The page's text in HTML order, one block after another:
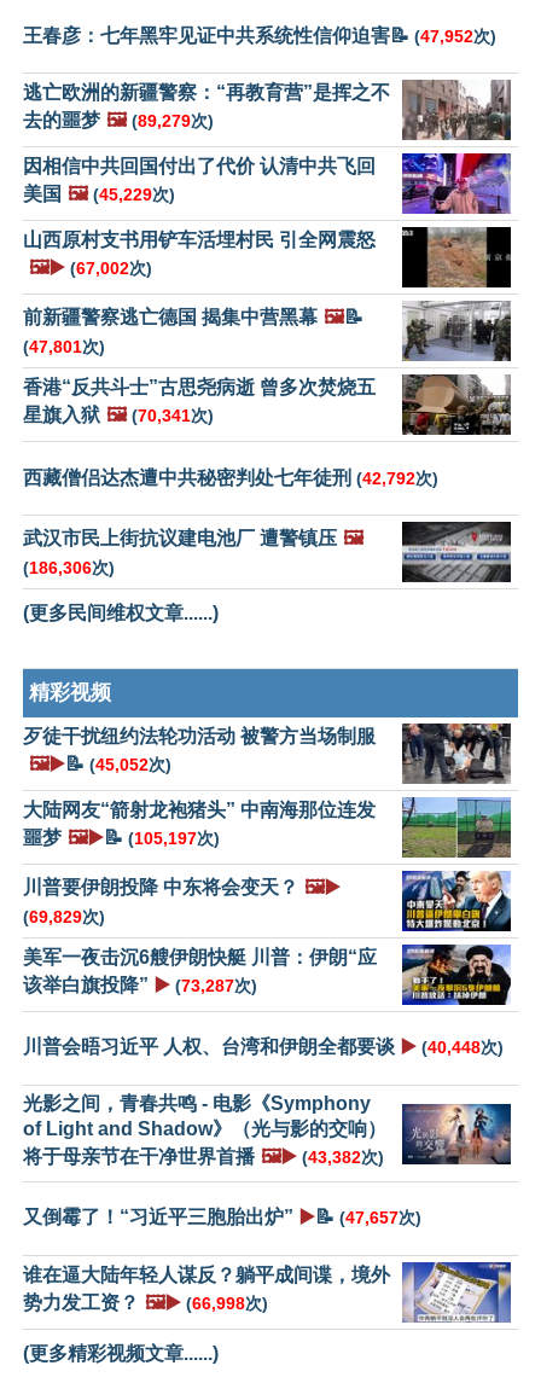
王春彦：七年黑牢见证中共系统性信仰迫害📝 (47,952次)
逃亡欧洲的新疆警察：“再教育营”是挥之不
去的噩梦 🖼️ (89,279次)
因相信中共回国付出了代价 认清中共飞回
美国 🖼️ (45,229次)
山西原村支书用铲车活埋村民 引全网震怒
🖼️▶️ (67,002次)
前新疆警察逃亡德国 揭集中营黑幕 🖼️📝
(47,801次)
香港“反共斗士”古思尧病逝 曾多次焚烧五
星旗入狱 🖼️ (70,341次)
西藏僧侣达杰遭中共秘密判处七年徒刑 (42,792次)
武汉市民上街抗议建电池厂 遭警镇压 🖼️
(186,306次)
(更多民间维权文章......)
精彩视频
歹徒干扰纽约法轮功活动 被警方当场制服
🖼️▶️📝 (45,052次)
大陆网友“箭射龙袍猪头” 中南海那位连发
噩梦 🖼️▶️📝 (105,197次)
川普要伊朗投降 中东将会变天？ 🖼️▶️
(69,829次)
美军一夜击沉6艘伊朗快艇 川普：伊朗“应
该举白旗投降” ▶️ (73,287次)
川普会晤习近平 人权、台湾和伊朗全都要谈 ▶️ (40,448次)
光影之间，青春共鸣 - 电影《Symphony
of Light and Shadow》（光与影的交响）
将于母亲节在干净世界首播 🖼️▶️ (43,382次)
又倒霉了！“习近平三胞胎出炉” ▶️📝 (47,657次)
谁在逼大陆年轻人谋反？躺平成间谍，境外
势力发工资？ 🖼️▶️ (66,998次)
(更多精彩视频文章......)